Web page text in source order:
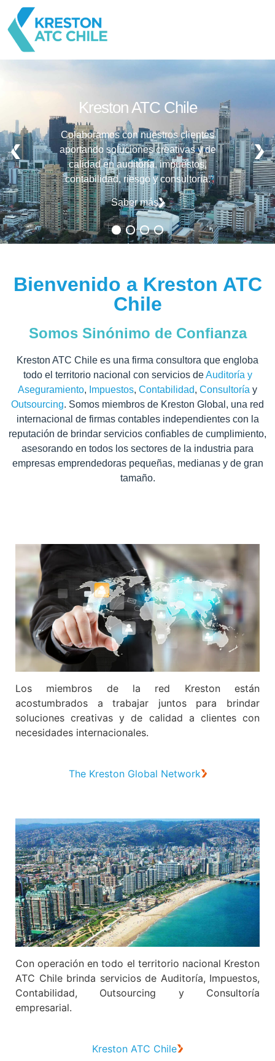
Kreston ATC Chile
Colaboramos con nuestros clientes
aportando soluciones creativas y de
calidad en auditoría, impuestos,
contabilidad, riesgo y consultoría.
Saber más
Bienvenido a Kreston ATC
Chile
Somos Sinónimo de Confianza
Kreston ATC Chile es una firma consultora que engloba
todo el territorio nacional con servicios deAuditoría y
Aseguramiento, Impuestos, Contabilidad, Consultoría y
Outsourcing. Somos miembros de Kreston Global, una red
internacional de firmas contables independientes con la
reputación de brindar servicios confiables de cumplimiento,
asesorando en todos los sectores de la industria para
empresas emprendedoras pequeñas, medianas y de gran
tamaño.
Los miembros de la red Kreston están
acostumbrados a trabajar juntos para brindar
soluciones creativas y de calidad a clientes con
necesidades internacionales.
The Kreston Global Network
Con operación en todo el territorio nacional Kreston
ATC Chile brinda servicios de Auditoría, Impuestos,
Contabilidad, Outsourcing y Consultoría
empresarial.
Kreston ATC Chile